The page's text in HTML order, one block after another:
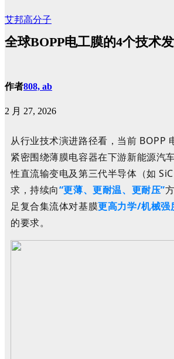
艾邦高分子
全球BOPP电工膜的4个技术
作者808, ab
2 月 27, 2026
从行业技术演进路径看，当前 BOPP
紧密围绕薄膜电容器在下游新能源汽
性直流输变电及第三代半导体（如
求，持续向“更薄、更耐温、更耐压”
足复合集流体对基膜更高力学/机械强
的要求。